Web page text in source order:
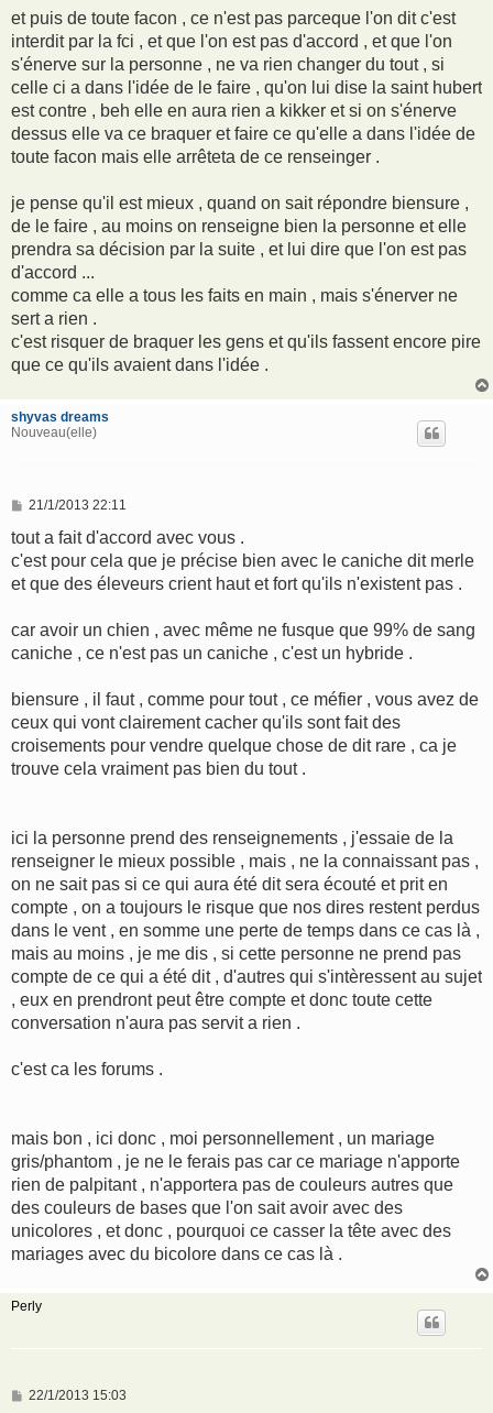
et puis de toute facon , ce n'est pas parceque l'on dit c'est
interdit par la fci , et que l'on est pas d'accord , et que l'on
s'énerve sur la personne , ne va rien changer du tout , si
celle ci a dans l'idée de le faire , qu'on lui dise la saint hubert
est contre , beh elle en aura rien a kikker et si on s'énerve
dessus elle va ce braquer et faire ce qu'elle a dans l'idée de
toute facon mais elle arrêteta de ce renseinger .
je pense qu'il est mieux , quand on sait répondre biensure ,
de le faire , au moins on renseigne bien la personne et elle
prendra sa décision par la suite , et lui dire que l'on est pas
d'accord ...
comme ca elle a tous les faits en main , mais s'énerver ne
sert a rien .
c'est risquer de braquer les gens et qu'ils fassent encore pire
que ce qu'ils avaient dans l'idée .
shyvas dreams
Nouveau(elle)
M
s
a
g
21/1/2013 22:11
tout a fait d'accord avec vous .
c'est pour cela que je précise bien avec le caniche dit merle
et que des éleveurs crient haut et fort qu'ils n'existent pas .
car avoir un chien , avec même ne fusque que 99% de sang
caniche , ce n'est pas un caniche , c'est un hybride .
biensure , il faut , comme pour tout , ce méfier , vous avez de
ceux qui vont clairement cacher qu'ils sont fait des
croisements pour vendre quelque chose de dit rare , ca je
trouve cela vraiment pas bien du tout .
ici la personne prend des renseignements , j'essaie de la
renseigner le mieux possible , mais , ne la connaissant pas ,
on ne sait pas si ce qui aura été dit sera écouté et prit en
compte , on a toujours le risque que nos dires restent perdus
dans le vent , en somme une perte de temps dans ce cas là ,
mais au moins , je me dis , si cette personne ne prend pas
compte de ce qui a été dit , d'autres qui s'intèressent au sujet
, eux en prendront peut être compte et donc toute cette
conversation n'aura pas servit a rien .
c'est ca les forums .
mais bon , ici donc , moi personnellement , un mariage
gris/phantom , je ne le ferais pas car ce mariage n'apporte
rien de palpitant , n'apportera pas de couleurs autres que
des couleurs de bases que l'on sait avoir avec des
unicolores , et donc , pourquoi ce casser la tête avec des
mariages avec du bicolore dans ce cas là .
Perly
M
22/1/2013 15:03